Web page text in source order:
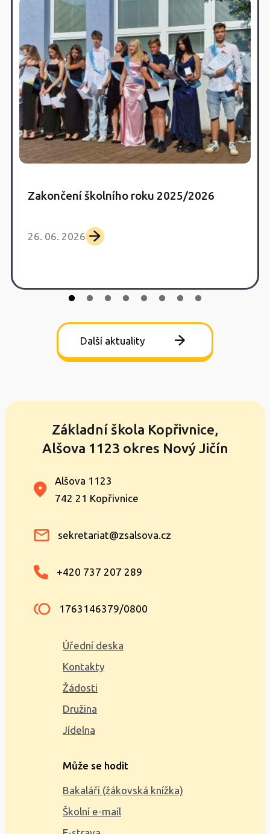
Zakončení školního roku 2025/2026
26. 06. 2026
Další aktuality
Základní škola Kopřivnice,
Alšova 1123 okres Nový Jičín
Alšova 1123
742 21 Kopřivnice
sekretariat@zsalsova.cz
+420 737 207 289
1763146379/0800
Úřední deska
Kontakty
Žádosti
Družina
Jídelna
Může se hodit
Bakaláři (žákovská knížka)
Školní e-mail